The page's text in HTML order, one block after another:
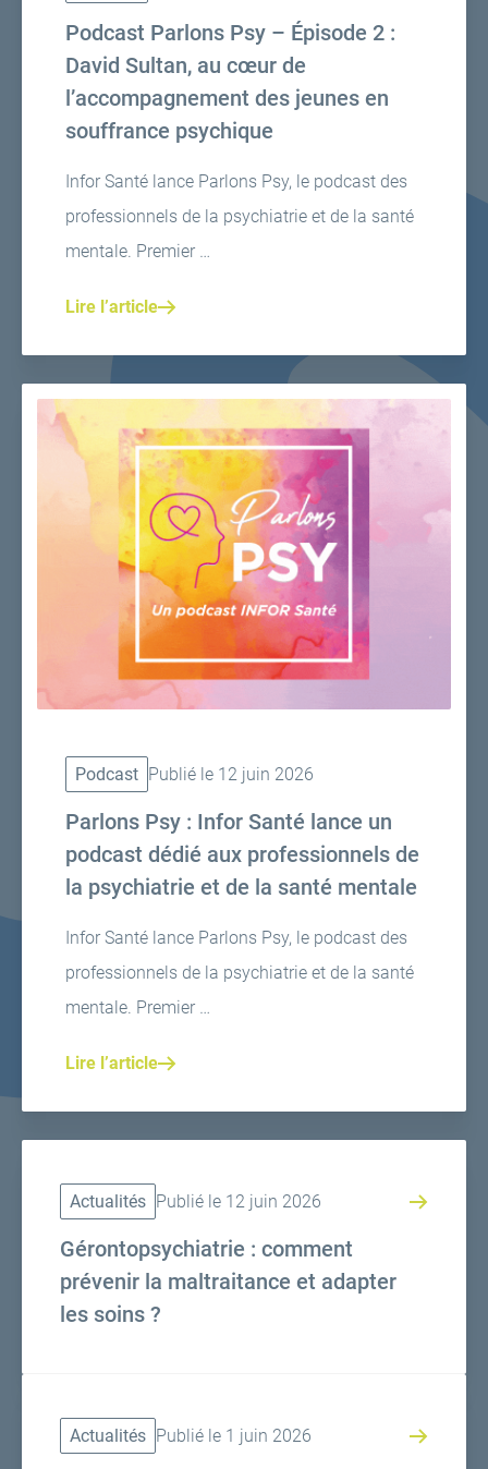
Podcast Parlons Psy – Épisode 2 :
David Sultan, au cœur de
l’accompagnement des jeunes en
souffrance psychique
Infor Santé lance Parlons Psy, le podcast des
professionnels de la psychiatrie et de la santé
mentale. Premier …
Lire l’article
Podcast Publié le 12 juin 2026
Parlons Psy : Infor Santé lance un
podcast dédié aux professionnels de
la psychiatrie et de la santé mentale
Infor Santé lance Parlons Psy, le podcast des
professionnels de la psychiatrie et de la santé
mentale. Premier …
Lire l’article
Actualités Publié le 12 juin 2026
Gérontopsychiatrie : comment
prévenir la maltraitance et adapter
les soins ?
Actualités Publié le 1 juin 2026